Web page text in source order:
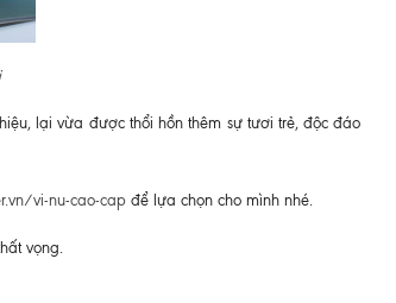
lại vừa được thổi hồn thêm sự tươi trẻ, độc đáo
vi-nu-cao-cap để lựa chọn cho mình nhé.
vọng.